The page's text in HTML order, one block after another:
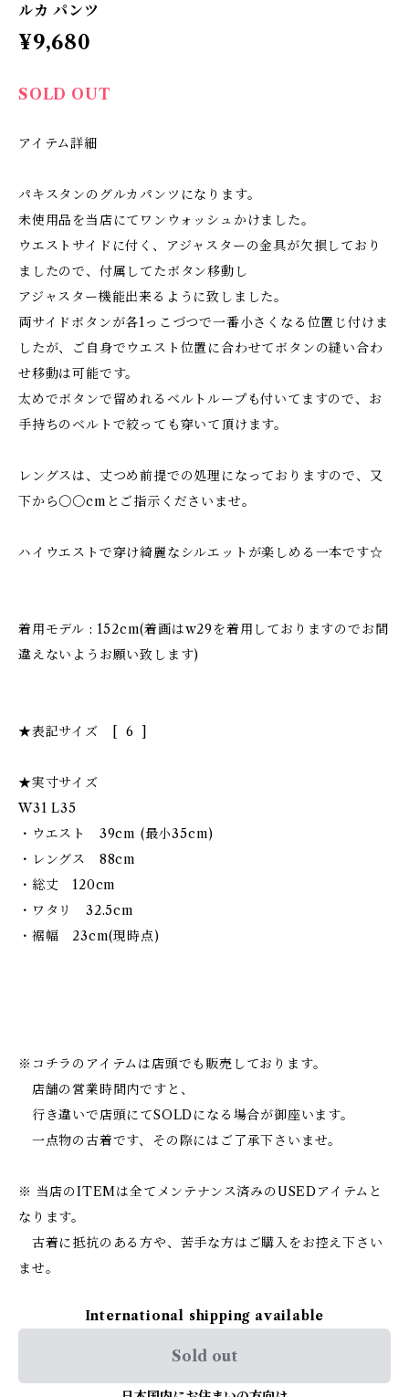
ルカ パンツ
¥9,680
SOLD OUT
アイテム詳細
パキスタンのグルカパンツになります。
未使用品を当店にてワンウォッシュかけました。
ウエストサイドに付く、アジャスターの金具が欠損しており
ましたので、付属してたボタン移動し
アジャスター機能出来るように致しました。
両サイドボタンが各1っこづつで一番小さくなる位置じ付けま
したが、ご自身でウエスト位置に合わせてボタンの縫い合わ
せ移動は可能です。
太めでボタンで留めれるベルトループも付いてますので、お
手持ちのベルトで絞っても穿いて頂けます。
レングスは、丈つめ前提での処理になっておりますので、又
下から〇〇cmとご指示くださいませ。
ハイウエストで穿け綺麗なシルエットが楽しめる一本です☆
着用モデル : 152cm(着画はw29を着用しておりますのでお間
違えないようお願い致します)
★表記サイズ [ 6 ]
★実寸サイズ
W31 L35
・ウエスト 39cm (最小35cm)
・レングス 88cm
・総丈 120cm
・ワタリ 32.5cm
・裾幅 23cm(現時点)
※コチラのアイテムは店頭でも販売しております。
店舗の営業時間内ですと、
行き違いで店頭にてSOLDになる場合が御座います。
一点物の古着です、その際にはご了承下さいませ。
※ 当店のITEMは全てメンテナンス済みのUSEDアイテムと
なります。
古着に抵抗のある方や、苦手な方はご購入をお控え下さい
ませ。
International shipping available
Sold out